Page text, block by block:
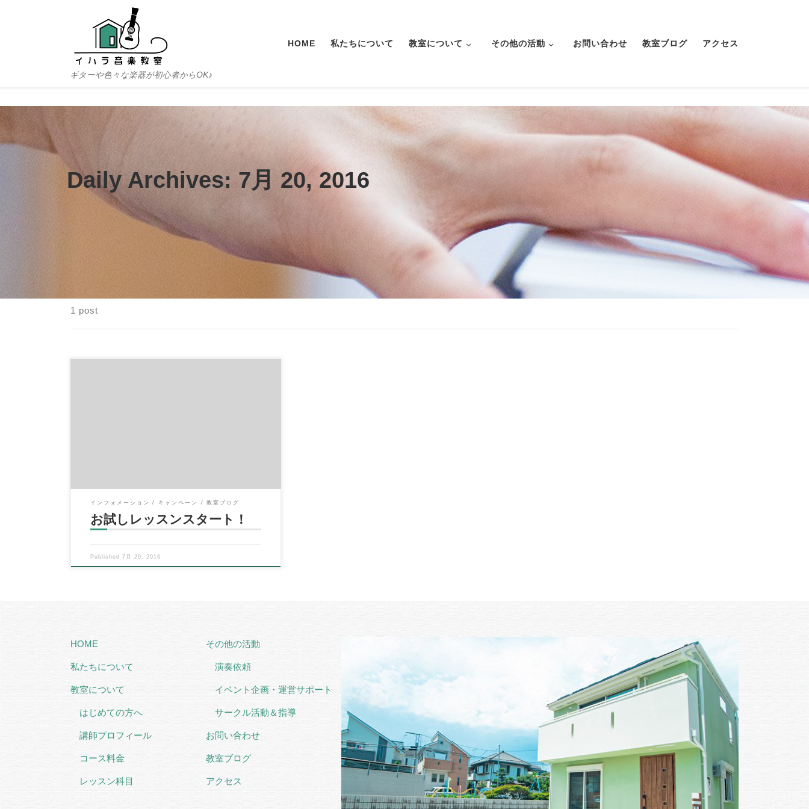
ギターや色々な楽器が初心者からOK♪
HOME 私たちについて 教室について その他の活動 お問い合わせ 教室ブログ アクセス
Daily Archives:7月 20, 2016
1 post
インフォメーション キャンペーン 教室ブログ
お試しレッスンスタート！
Published7月 20, 2016
HOME
私たちについて
教室について
はじめての方へ
講師プロフィール
コース料金
レッスン科目
その他の活動
演奏依頼
イベント企画・運営サポート
サークル活動＆指導
お問い合わせ
教室ブログ
アクセス